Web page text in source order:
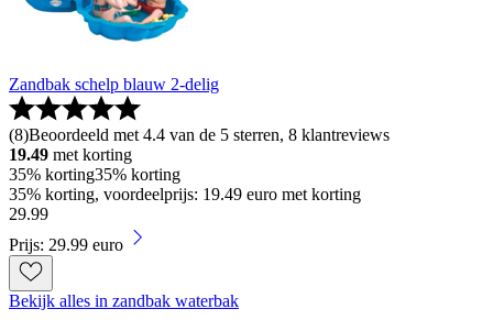
Zandbak schelp blauw 2-delig
(8)Beoordeeld met 4.4 van de 5 sterren, 8 klantreviews
19.49 met korting
35% korting35% korting
35% korting, voordeelprijs: 19.49 euro met korting
29.99
Prijs: 29.99 euro
Bekijk alles in zandbak waterbak